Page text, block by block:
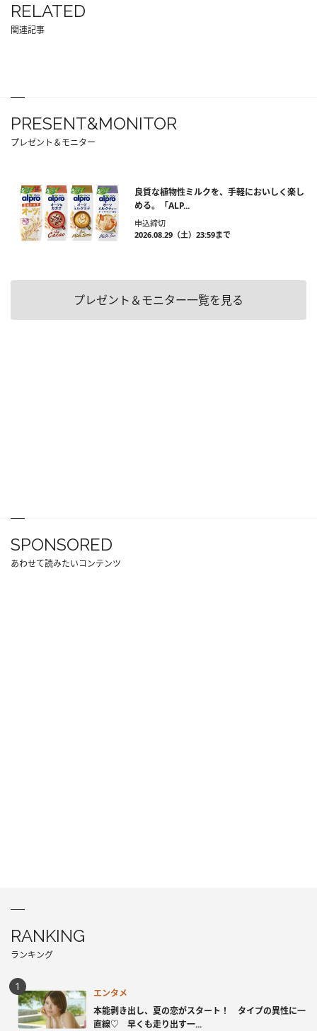
RELATED
関連記事
PRESENT&MONITOR
プレゼント＆モニター
良質な植物性ミルクを、手軽においしく楽し
める。「ALP...
申込締切
2026.08.29（土）23:59まで
プレゼント＆モニター一覧を見る
SPONSORED
あわせて読みたいコンテンツ
RANKING
ランキング
エンタメ
本能剥き出し、夏の恋がスタート！ タイプの異性に一
直線♡ 早くも走り出す一...